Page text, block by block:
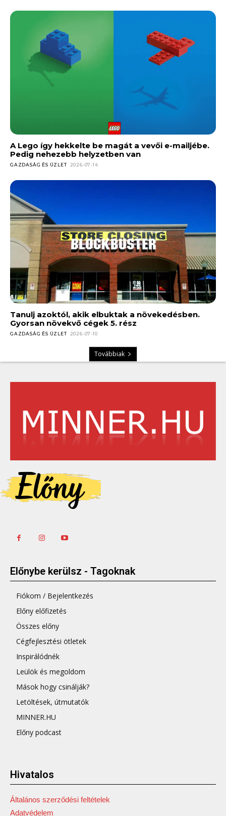
A Lego így hekkelte be magát a vevői e-mailjébe.
Pedig nehezebb helyzetben van
GAZDASÁG ÉS ÜZLET 2026-07-14
Tanulj azoktól, akik elbuktak a növekedésben.
Gyorsan növekvő cégek 5. rész
GAZDASÁG ÉS ÜZLET 2026-07-10
Továbbiak
Előnybe kerülsz - Tagoknak
Fiókom / Bejelentkezés
Előny előfizetés
Összes előny
Cégfejlesztési ötletek
Inspirálódnék
Leülök és megoldom
Mások hogy csinálják?
Letöltések, útmutatók
MINNER.HU
Előny podcast
Hivatalos
Általános szerződési feltételek
Adatvédelem